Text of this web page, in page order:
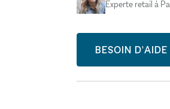
Experte retail à
BESOIN D'AIDE